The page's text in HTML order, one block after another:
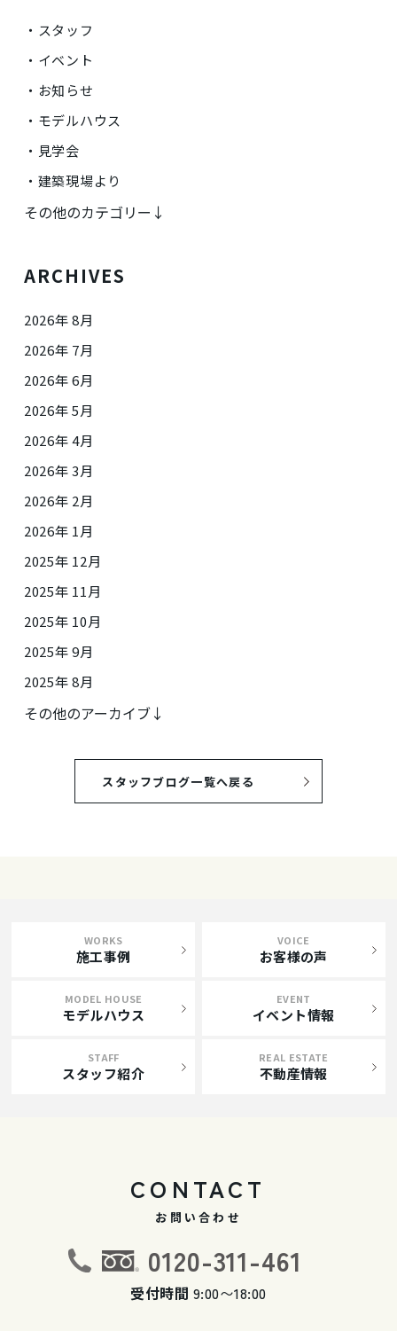
スタッフ
イベント
お知らせ
モデルハウス
見学会
建築現場より
その他のカテゴリー↓
ARCHIVES
2026年 8月
2026年 7月
2026年 6月
2026年 5月
2026年 4月
2026年 3月
2026年 2月
2026年 1月
2025年 12月
2025年 11月
2025年 10月
2025年 9月
2025年 8月
その他のアーカイブ↓
スタッフブログ一覧へ戻る
WORKS
施工事例
VOICE
お客様の声
MODEL HOUSE
モデルハウス
EVENT
イベント情報
STAFF
スタッフ紹介
REAL ESTATE
不動産情報
CONTACT
お問い合わせ
0120-311-461
受付時間 9:00〜18:00